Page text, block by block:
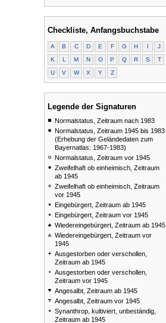
Checkliste, Anfangsbuchstabe
A B C D E F G H I
J
K
L M N O P Q R S
T
U
V W X Y Z
Legende der Signaturen
Normalstatus, Zeitraum nach 1983
Normalstatus, Zeitraum 1945 bis 1983
(Erhebung der Geländedaten zum
Bayernatlas: 1967-1983)
Normalstatus, Zeitraum vor 1945
Zweifelhaft ob einheimisch, Zeitraum
ab 1945
Zweifelhaft ob einheimisch, Zeitraum
vor 1945
Eingebürgert, Zeitraum ab 1945
Eingebürgert, Zeitraum vor 1945
Wiedereingebürgert, Zeitraum ab 1945
Wiedereingebürgert, Zeitraum vor
1945
Ausgestorben oder verschollen,
Zeitraum ab 1945
Ausgestorben oder verschollen,
Zeitraum vor 1945
Angesalbt, Zeitraum ab 1945
Angesalbt, Zeitraum vor 1945
Synanthrop, kultiviert, unbeständig,
Zeitraum ab 1945